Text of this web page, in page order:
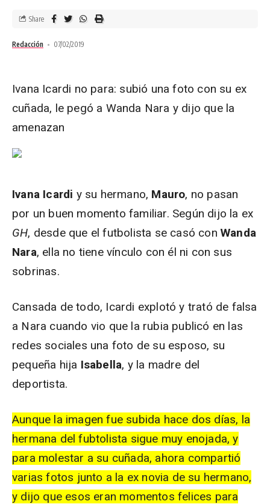
Redacción 07/02/2019
Share
Ivana Icardi no para: subió una foto con su ex
cuñada, le pegó a Wanda Nara y dijo que la
amenazan
Ivana Icardi y su hermano, Mauro, no pasan
por un buen momento familiar. Según dijo la ex
GH, desde que el futbolista se casó conWanda
Nara, ella no tiene vínculo con él ni con sus
sobrinas.
Cansada de todo, Icardi explotó y trató de falsa
a Nara cuando vio que la rubia publicó en las
redes sociales una foto de su esposo, su
pequeña hija Isabella, y la madre del
deportista.
Aunque la imagen fue subida hace dos días, la
hermana delfubtolista sigue muy enojada, y
para molestar a su cuñada, ahora compartió
varias fotos junto a la ex novia de su hermano,
y dijo que esos eran momentos felices para